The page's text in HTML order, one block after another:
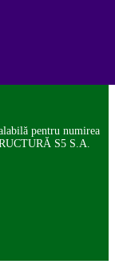
pentru numirea
S5 S.A.